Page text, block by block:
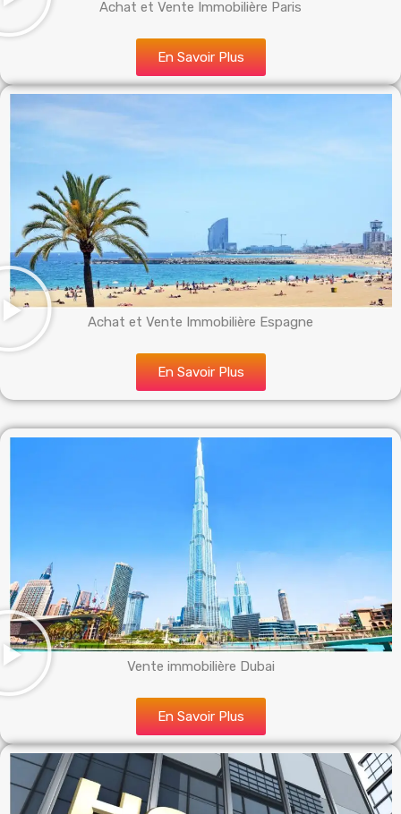
Achat et Vente Immobilière Paris
En Savoir Plus
Achat et Vente Immobilière Espagne
En Savoir Plus
Vente immobilière Dubai
En Savoir Plus